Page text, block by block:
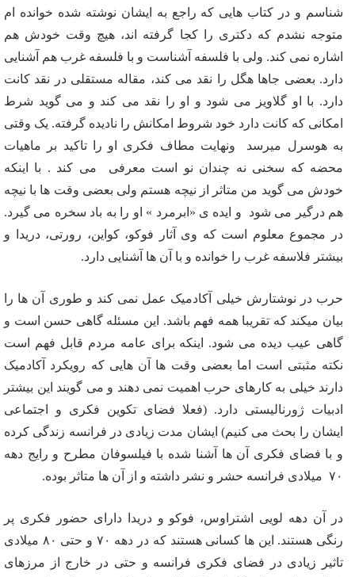
شناسم و در کتاب هایی که راجع به ایشان نوشته شده خوانده ام
متوجه نشدم که دکتری را کجا گرفته اند، هیچ وقت خودش هم
اشاره نمی کند. ولی با فلسفه آشناست و با فلسفه غرب هم آشنایی
دارد. بعضی جاها هگل را نقد می کند، مقاله مستقلی در نقد کانت
دارد. با او گلاویز می شود و او را نقد می کند و می گوید شرط
امکانی که کانت دارد خود شروط امکانش را نادیده گرفته. یک وقتی
به هوسرل میرسد ونهایت مطاف فکری او را تاکید بر ماهیات
محضه که سخنی نه چندان نو است معرفی می کند . با اینکه
خودش می گوید من متاثر از نیچه هستم ولی بعضی وقت ها با نیچه
هم درگیر می شود و ایده ی «ابرمرد » او را به باد سخره می گیرد.
در مجموع معلوم است که وی آثار فوکو، کواین، رورتی، دریدا و
بیشتر فلاسفه غرب را خوانده و با آن ها آشنایی دارد.
حرب در نوشتارش خیلی آکادمیک عمل نمی کند و طوری آن ها را
بیان میکند که تقریبا همه فهم باشد. این مسئله گاهی حسن است و
گاهی عیب دیده می شود. اینکه برای عامه مردم قابل فهم است
نکته مثبتی است اما بعضی وقت ها آن هایی که رویکرد آکادمیک
دارند خیلی به کارهای حرب اهمیت نمی دهند و می گویند این بیشتر
ادبیات ژورنالیستی دارد. (فعلا فضای تکوین فکری و اجتماعی
ایشان را بحث می کنیم) ایشان مدت زیادی در فرانسه زندگی کرده
و با فضای فکری آن ها آشنا شده با فیلسوفان مطرح و رایج دهه
۷۰ میلادی فرانسه حشر و نشر داشته و از آن ها متاثر بوده.
در آن دهه لویی اشتراوس، فوکو و دریدا دارای حضور فکری پر
رنگی هستند. این ها کسانی هستند که در دهه ۷۰ و حتی ۸۰ میلادی
تاثیر زیادی در فضای فکری فرانسه و حتی در خارج از مرزهای